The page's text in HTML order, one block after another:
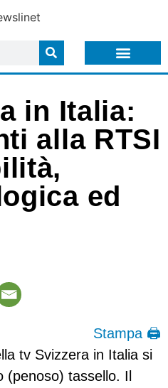
in Italia:
alla RTSI
ed
Stampa 🖨
tv Svizzera in Italia si
(penoso) tassello. Il